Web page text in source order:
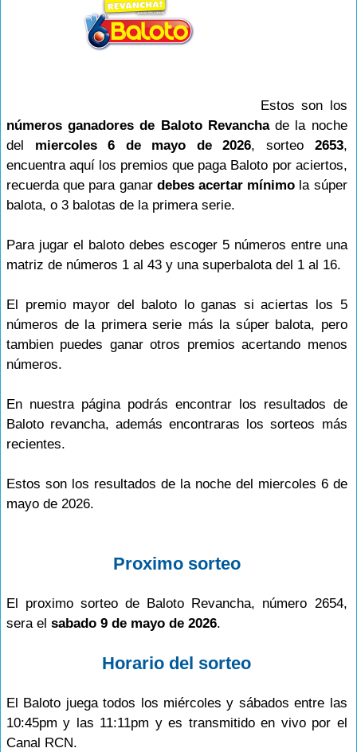
Estos son los
números ganadores de Baloto Revanchade la noche
del miercoles 6 de mayo de 2026, sorteo 2653,
encuentra aquí los premios que paga Baloto por aciertos,
recuerda que para ganar debes acertar mínimo la súper
balota, o 3 balotas de la primera serie.
Para jugar el baloto debes escoger 5 números entre una
matriz de números 1 al 43 y una superbalota del 1 al 16.
El premio mayor del baloto lo ganas si aciertas los 5
números de la primera serie más la súper balota, pero
tambien puedes ganar otros premios acertando menos
números.
En nuestra página podrás encontrar los resultados de
Baloto revancha, además encontraras los sorteos más
recientes.
Estos son los resultados de la noche del miercoles 6 de
mayo de 2026.
Proximo sorteo
El proximo sorteo de Baloto Revancha, número 2654,
sera el sabado 9 de mayo de 2026.
Horario del sorteo
El Baloto juega todos los miércoles y sábados entre las
10:45pm y las 11:11pm y es transmitido en vivo por el
Canal RCN.